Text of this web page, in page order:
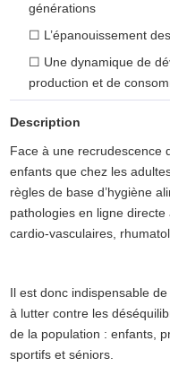
générations
☐ L’épanouissement
☐ Une dynamique de
production et de
Description
Face à une recrudescence
enfants que chez les
règles de base d’hygiène
pathologies en ligne
cardio-vasculaires,
Il est donc indispensable
à lutter contre les
de la population : enfants,
sportifs et séniors.